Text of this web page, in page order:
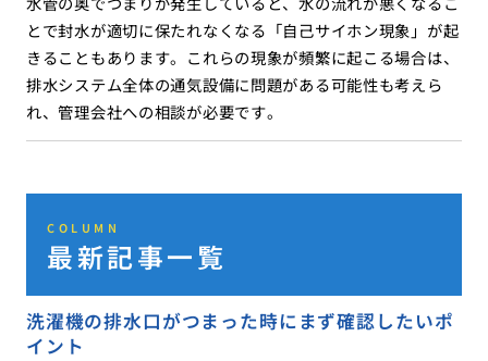
とで封水が適切に保たれなくなる「自己サイホン現象」が起
きることもあります。これらの現象が頻繁に起こる場合は、
排水システム全体の通気設備に問題がある可能性も考えら
れ、管理会社への相談が必要です。
COLUMN
最新記事一覧
洗濯機の排水口がつまった時にまず確認したいポ
イント